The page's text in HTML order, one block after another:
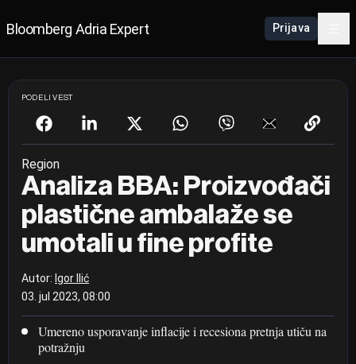
Bloomberg Adria Expert Prijava
PODELI VEST
Region
Analiza BBA: Proizvođači
plastične ambalaže se
umotali u fine profite
Autor: Igor Ilić
03. jul 2023, 08:00
Umereno usporavanje inflacije i recesiona pretnja utiču na
potražnju